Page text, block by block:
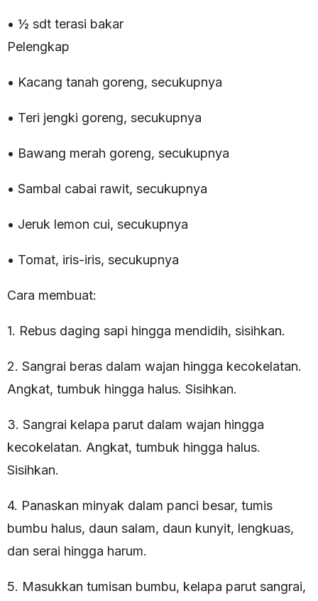
• ½ sdt terasi bakar
Pelengkap
• Kacang tanah goreng, secukupnya
• Teri jengki goreng, secukupnya
• Bawang merah goreng, secukupnya
• Sambal cabai rawit, secukupnya
• Jeruk lemon cui, secukupnya
• Tomat, iris-iris, secukupnya
Cara membuat:
1. Rebus daging sapi hingga mendidih, sisihkan.
2. Sangrai beras dalam wajan hingga kecokelatan.
Angkat, tumbuk hingga halus. Sisihkan.
3. Sangrai kelapa parut dalam wajan hingga
kecokelatan. Angkat, tumbuk hingga halus.
Sisihkan.
4. Panaskan minyak dalam panci besar, tumis
bumbu halus, daun salam, daun kunyit, lengkuas,
dan serai hingga harum.
5. Masukkan tumisan bumbu, kelapa parut sangrai,